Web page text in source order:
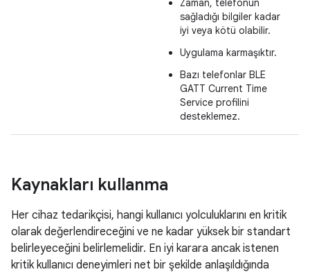
Zaman, telefonun
sağladığı bilgiler kadar
iyi veya kötü olabilir.
Uygulama karmaşıktır.
Bazı telefonlar BLE
GATT Current Time
Service profilini
desteklemez.
Kaynakları kullanma
Her cihaz tedarikçisi, hangi kullanıcı yolculuklarını en kritik
olarak değerlendireceğini ve ne kadar yüksek bir standart
belirleyeceğini belirlemelidir. En iyi karara ancak istenen
kritik kullanıcı deneyimleri net bir şekilde anlaşıldığında